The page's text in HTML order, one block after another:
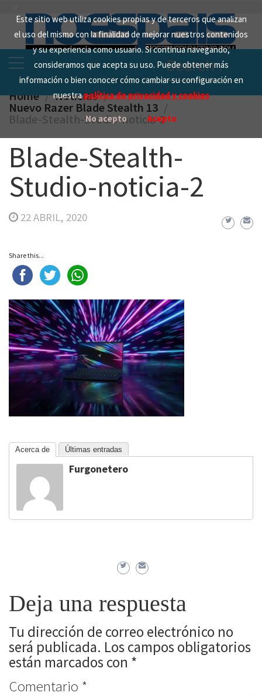
Este sitio web utiliza cookies propias y de terceros que analizan
el uso del mismo con la finalidad de mejorar nuestros contenidos
y su experiencia como usuario. Si continua navegando,
consideramos que acepta su uso. Puede obtener más
información o bien conocer cómo cambiar su configuración en
nuestrapolítica de privacidad y cookies
No acepto Acepto
content
Search
for:
Home Noticias
Nuevo Razer Blade Stealth 13
Blade-Stealth-Studio-noticia-2
Blade-Stealth-
Studio-noticia-2
22 ABRIL, 2020
Share this...
Acerca de Últimas entradas
Furgonetero
Deja una respuesta
Tu dirección de correo electrónico no
será publicada. Los campos obligatorios
están marcados con *
Comentario *